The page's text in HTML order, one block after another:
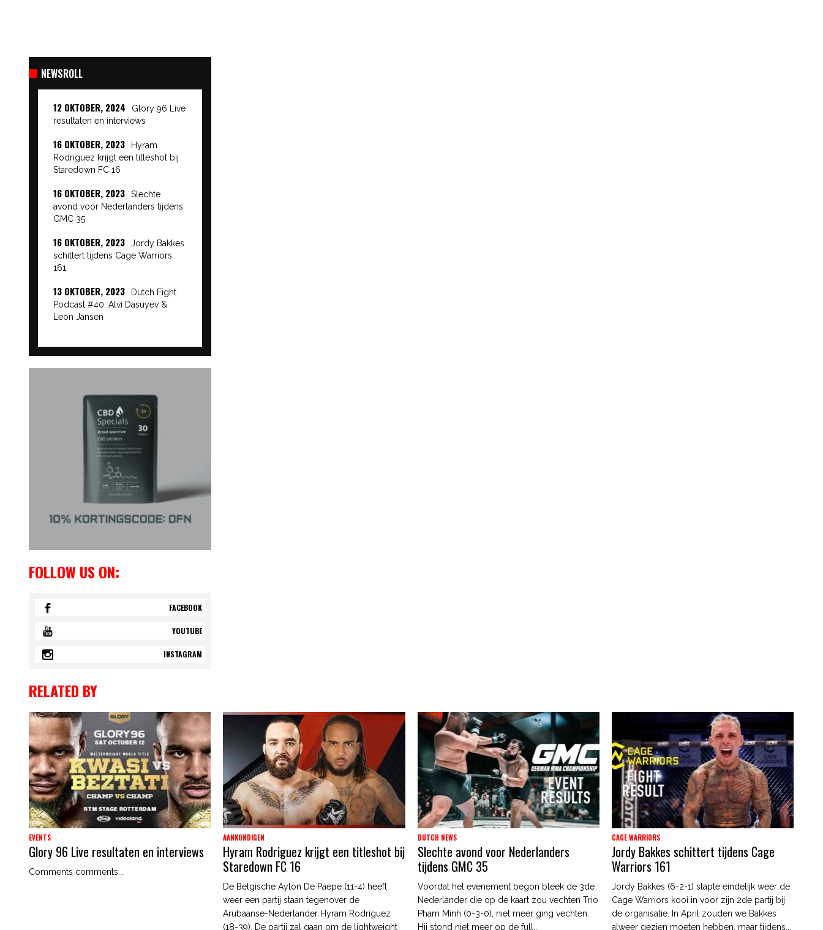
NEWSROLL
12 OKTOBER, 2024
Glory 96 Live
resultaten en interviews
16 OKTOBER, 2023
Hyram
Rodriguez krijgt een titleshot bij
Staredown FC 16
16 OKTOBER, 2023
Slechte
avond voor Nederlanders tijdens
GMC 35
16 OKTOBER, 2023
Jordy Bakkes
schittert tijdens Cage Warriors
161
13 OKTOBER, 2023
Dutch Fight
Podcast #40: Alvi Dasuyev &
Leon Jansen
FOLLOW US ON:
FACEBOOK
YOUTUBE
INSTAGRAM
RELATED BY
EVENTS
Glory 96 Live resultaten en interviews
Comments comments...
AANKONDIGEN
Hyram Rodriguez krijgt een titleshot bij
Staredown FC 16
De Belgische Ayton De Paepe (11-4) heeft
weer een partij staan tegenover de
Arubaanse-Nederlander Hyram Rodriguez
(18-39). De partij zal gaan om de lightweight
DUTCH NEWS
Slechte avond voor Nederlanders
tijdens GMC 35
Voordat het evenement begon bleek de 3de
Nederlander die op de kaart zou vechten Trio
Pham Minh (0-3-0), niet meer ging vechten.
Hij stond niet meer op de full...
CAGE WARRIORS
Jordy Bakkes schittert tijdens Cage
Warriors 161
Jordy Bakkes (6-2-1) stapte eindelijk weer de
Cage Warriors kooi in voor zijn 2de partij bij
de organisatie. In April zouden we Bakkes
alweer gezien moeten hebben, maar tijdens...